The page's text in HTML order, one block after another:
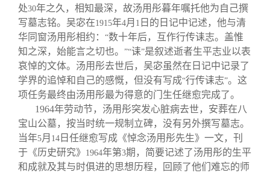
处30年之久，相知最深，故汤用彤暮年嘱托他为自己撰
写墓志铭。吴宓在1915年4月 1 日的日记中记述，他与清
华同窗汤用彤相约： “数十年后，互作行传诔志。盖惟
知之深，始能言之切也。 ”“诔”是叙述逝者生平志业以表
哀悼的文体。汤用彤去世后，吴宓虽然在日记中记录了
学界的追悼和自己的感慨，但没有写成“行传诔志”。这
项任务最终由汤用彤最为得意的门生任继愈完成了。
1964年劳动节，汤用彤突发心脏病去世，安葬在八
宝山公墓，按当时统一规制立碑，没有另外撰写墓志。
当年5月 14 日任继愈写成《悼念汤用彤先生》一文，刊
于《历史研究》 1964年第3期，简要记述了汤用彤的生平
和成就及其与时俱进的思想历程，回顾了他们难忘的师